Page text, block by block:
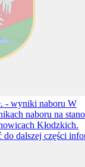
- wyniki naboru W
naboru na
Kłodzkich.
dalszej części